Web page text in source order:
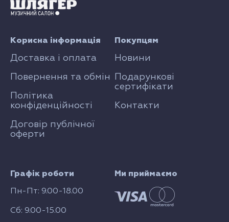
Графік роботи
Пн-Пт: 9.00-18.00
Сб: 9.00-15.00
Покупцям
Новини
Подарункові
сертифікати
Контакти
Корисна інформація
Доставка і оплата
Повернення та обмін
Політика
конфіденційності
Договір публічної
оферти
Ми приймаємо